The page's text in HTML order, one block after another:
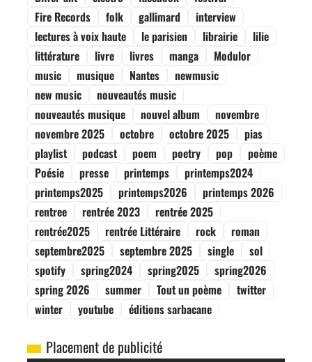
Fire Records
folk gallimard
interview
lectures à voix haute
le parisien librairie
lilie
littérature
livre livres manga
Modulor
music
musique Nantes
newmusic
new music
nouveautés music
nouveautés musique
nouvel album
novembre
novembre 2025
octobre octobre 2025
pias
playlist
podcast poem poetry pop
poème
Poésie
presse printemps
printemps2024
printemps2025
printemps2026
printemps 2026
rentree
rentrée 2023
rentrée 2025
rentrée2025
rentrée Littéraire rock
roman
septembre2025
septembre 2025 single
sol
spotify
spring2024 spring2025
spring2026
spring 2026
summer Tout un poème
twitter
winter
youtube éditions sarbacane
Placement de publicité